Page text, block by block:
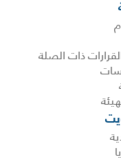
ذات الصلة